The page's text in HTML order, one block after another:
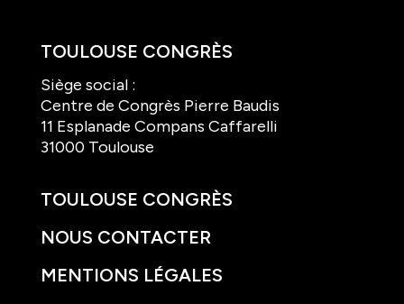
TOULOUSE CONGRÈS
Siège social :
Centre de Congrès Pierre Baudis
11 Esplanade Compans Caffarelli
31000 Toulouse
TOULOUSE CONGRÈS
NOUS CONTACTER
MENTIONS LÉGALES